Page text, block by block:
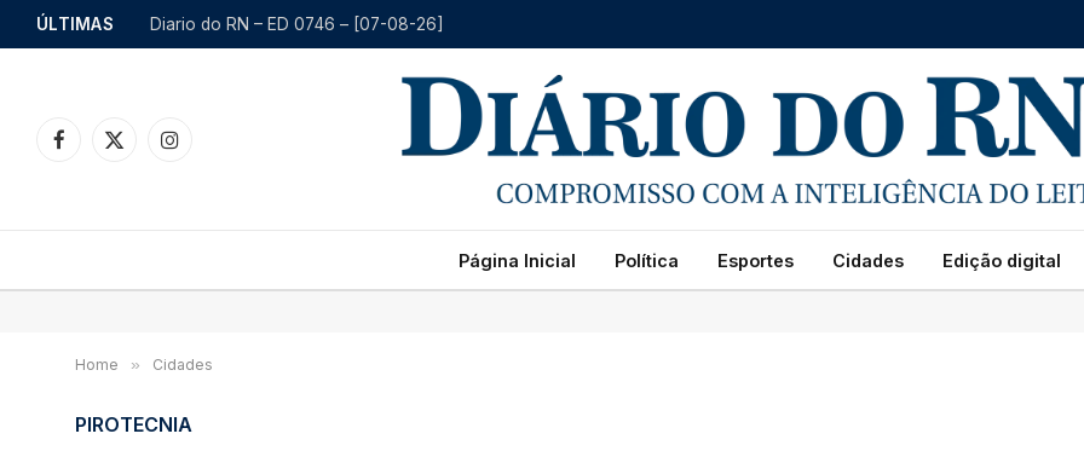
ÚLTIMAS Diario do RN – ED 0746 – [07-08-26]
Facebook
X
Instagram
Página Inicial Política Esportes Cidades Edição digital
Home » Cidades
PIROTECNIA